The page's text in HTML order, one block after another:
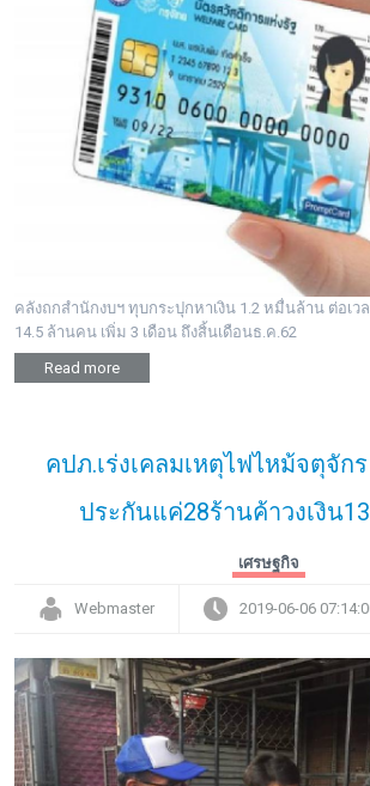
คลังถกสำนักงบฯ ทุบกระปุกหาเงิน 1.2 หมื่นล้าน ต่อเว
14.5 ล้านคน เพิ่ม 3 เดือน ถึงสิ้นเดือนธ.ค.62
Read more
คปภ.เร่งเคลมเหตุไฟไหม้จตุจัก
ประกันแค่28ร้านค้าวงเงิน
เศรษฐกิจ
Webmaster 2019-06-06